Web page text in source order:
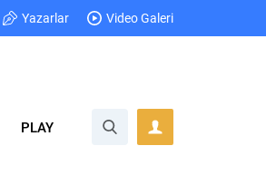
Yazarlar Video Galeri
PLAY